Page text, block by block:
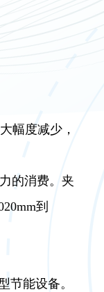
幅度减少，
的消费。夹
到
节能设备。